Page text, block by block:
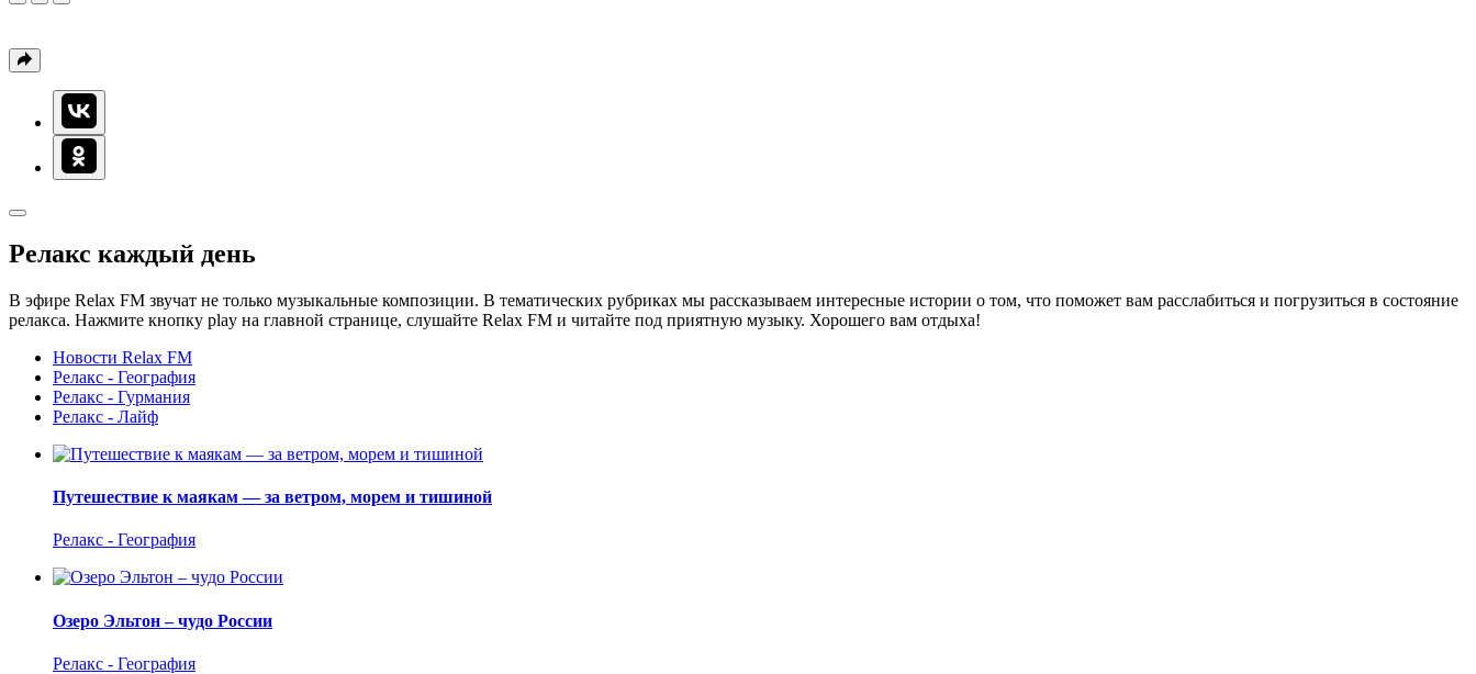
Релакс каждый день
В эфире Relax FM звучат не только музыкальные композиции. В тематических рубриках мы рассказываем интересные истории о том, что поможет вам расслабиться и погрузиться в состояние
релакса. Нажмите кнопку play на главной странице, слушайте Relax FM и читайте под приятную музыку. Хорошего вам отдыха!
Новости Relax FM
Релакс - География
Релакс - Гурмания
Релакс - Лайф
Путешествие к маякам — за ветром, морем и тишиной
Релакс - География
Озеро Эльтон – чудо России
Релакс - География